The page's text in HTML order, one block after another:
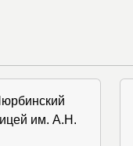
им. А.Н.